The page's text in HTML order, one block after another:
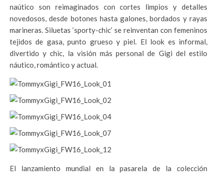
naútico son reimaginados con cortes limpios y detalles
novedosos, desde botones hasta galones, bordados y rayas
marineras. Siluetas ‘sporty-chic’ se reinventan con femeninos
tejidos de gasa, punto grueso y piel. El look es informal,
divertido y chic, la visión más personal de Gigi del estilo
náutico, romántico y actual.
El lanzamiento mundial en la pasarela de la colección